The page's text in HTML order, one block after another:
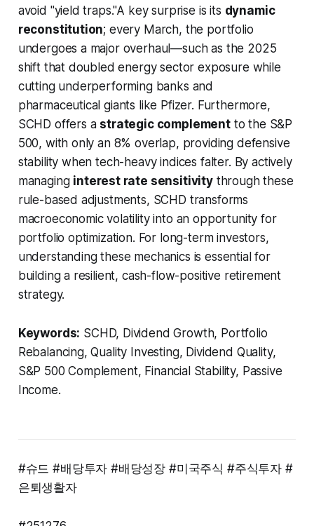
avoid "yield traps."A key surprise is its dynamic
reconstitution; every March, the portfolio
undergoes a major overhaul—such as the 2025
shift that doubled energy sector exposure while
cutting underperforming banks and
pharmaceutical giants like Pfizer. Furthermore,
SCHD offers a strategic complementto the S&P
500, with only an 8% overlap, providing defensive
stability when tech-heavy indices falter. By actively
managing interest rate sensitivitythrough these
rule-based adjustments, SCHD transforms
macroeconomic volatility into an opportunity for
portfolio optimization. For long-term investors,
understanding these mechanics is essential for
building a resilient, cash-flow-positive retirement
strategy.
Keywords: SCHD, Dividend Growth, Portfolio
Rebalancing, Quality Investing, Dividend Quality,
S&P 500 Complement, Financial Stability, Passive
Income.
#슈드 #배당투자 #배당성장 #미국주식 #주식투자 #
은퇴생활자